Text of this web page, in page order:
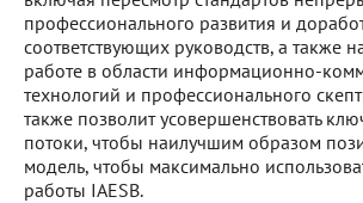
профессионального развития и
соответствующих руководств, а также
работе в области информационно-
технологий и профессионального
также позволит усовершенствовать
потоки, чтобы наилучшим образом
модель, чтобы максимально
работы IAESB.